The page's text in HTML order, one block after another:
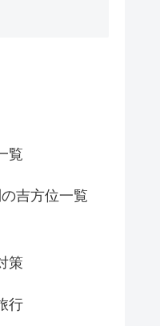
覧
吉方位一覧
策
行